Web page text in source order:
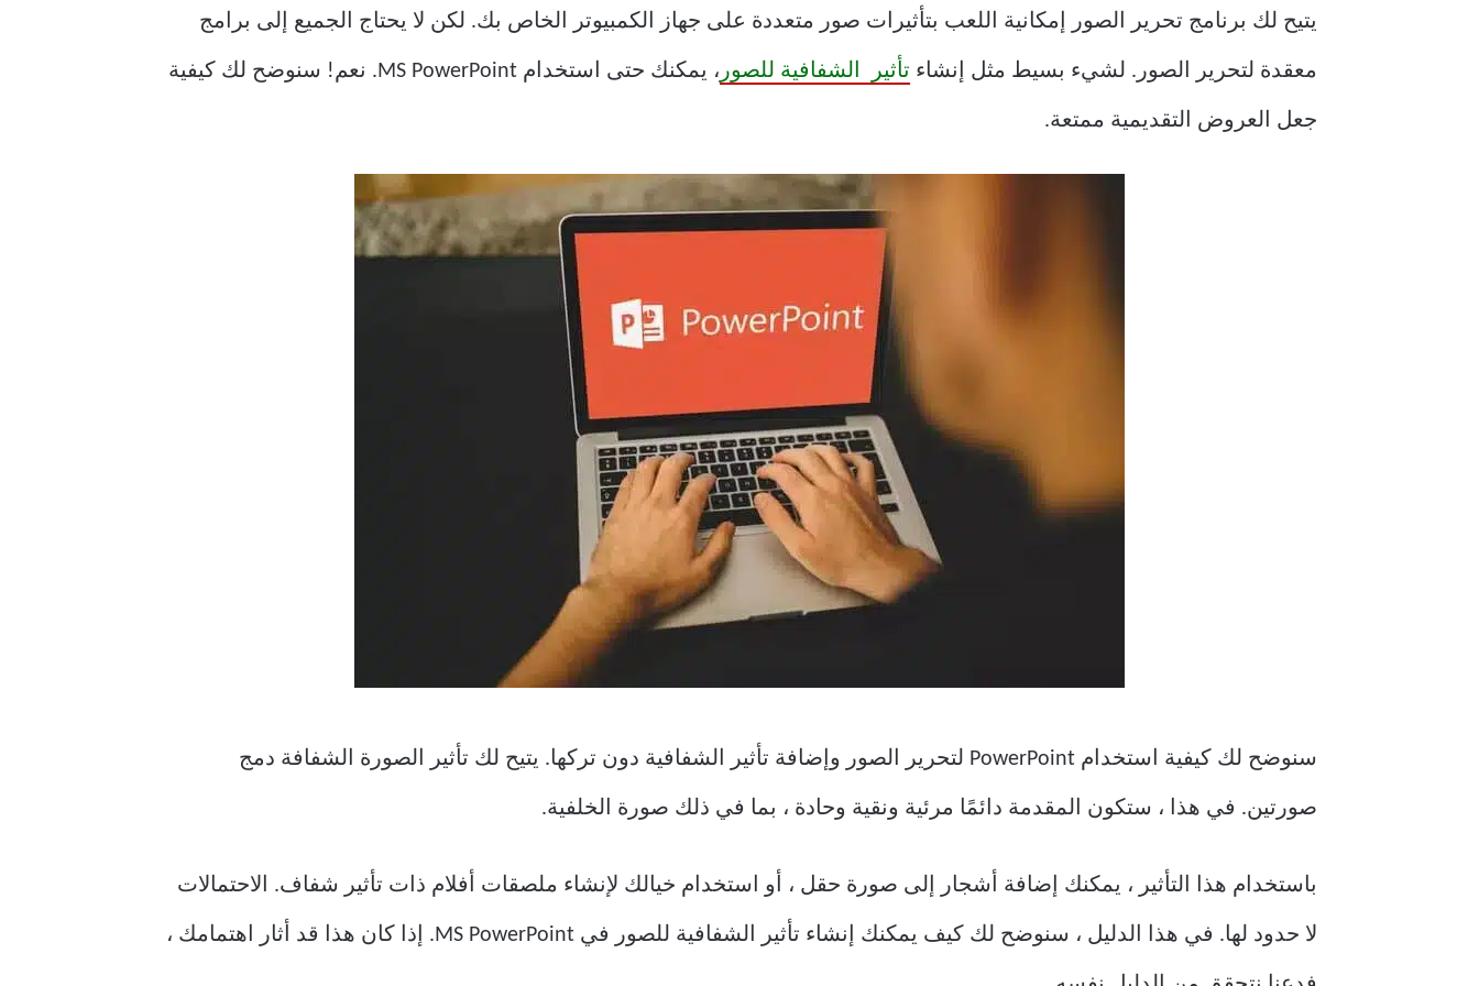
يتيح لك برنامج تحرير الصور إمكانية اللعب بتأثيرات صور متعددة على جهاز الكمبيوتر الخاص بك. لكن لا يحتاج الجميع إلى برامج
معقدة لتحرير الصور. لشيء بسيط مثل إنشاء تأثير الشفافية للصور ، يمكنك حتى استخدام MS PowerPoint. نعم! سنوضح لك كيفية
جعل العروض التقديمية ممتعة.
سنوضح لك كيفية استخدام PowerPoint لتحرير الصور وإضافة تأثير الشفافية دون تركها. يتيح لك تأثير الصورة الشفافة دمج
صورتين. في هذا ، ستكون المقدمة دائمًا مرئية ونقية وحادة ، بما في ذلك صورة الخلفية.
باستخدام هذا التأثير ، يمكنك إضافة أشجار إلى صورة حقل ، أو استخدام خيالك لإنشاء ملصقات أفلام ذات تأثير شفاف. الاحتمالات
لا حدود لها. في هذا الدليل ، سنوضح لك كيف يمكنك إنشاء تأثير الشفافية للصور في MS PowerPoint. إذا كان هذا قد أثار اهتمامك ،